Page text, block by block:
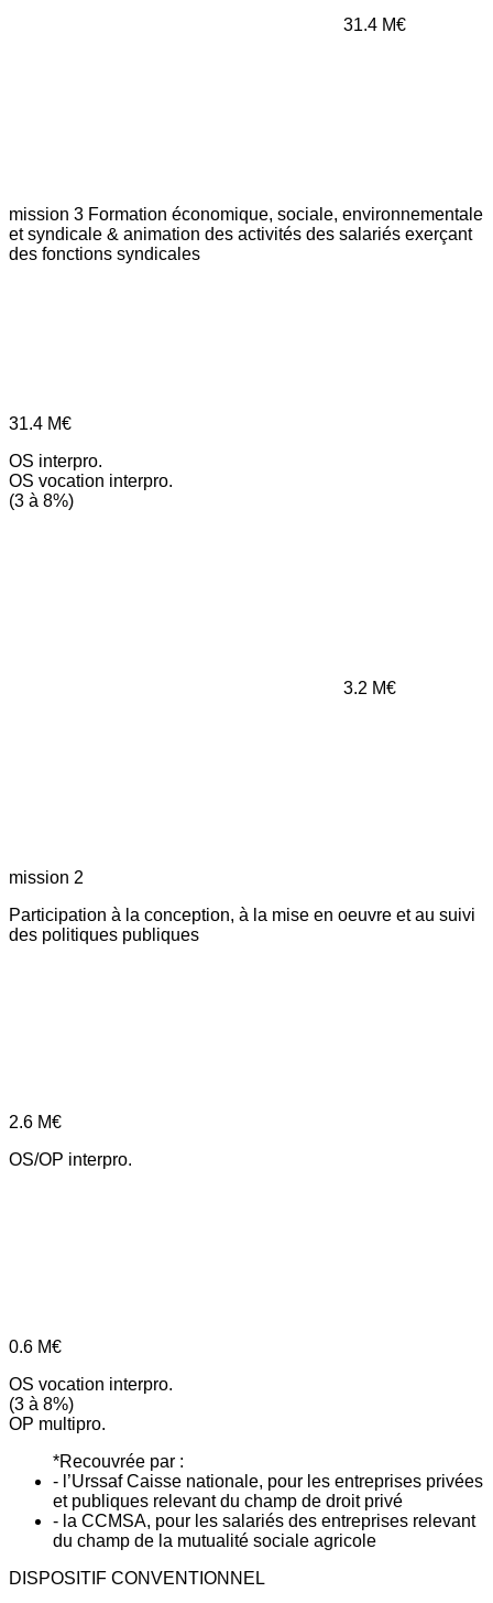
31.4 M€
mission 3 Formation économique, sociale, environnementale
et syndicale & animation des activités des salariés exerçant
des fonctions syndicales
31.4 M€
OS interpro.
OS vocation interpro.
(3 à 8%)
3.2 M€
mission 2
Participation à la conception, à la mise en oeuvre et au suivi
des politiques publiques
2.6 M€
OS/OP interpro.
0.6 M€
OS vocation interpro.
(3 à 8%)
OP multipro.
*Recouvrée par :
- l’Urssaf Caisse nationale, pour les entreprises privées
et publiques relevant du champ de droit privé
- la CCMSA, pour les salariés des entreprises relevant
du champ de la mutualité sociale agricole
DISPOSITIF CONVENTIONNEL